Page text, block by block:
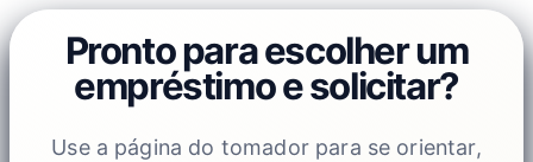
Pronto para escolher um
empréstimo e solicitar?
Use a página do tomador para se orientar,